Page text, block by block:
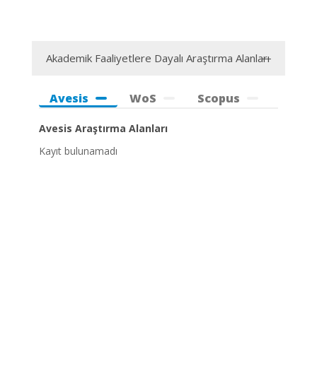
Akademik Faaliyetlere Dayalı Araştırma Alanları
Avesis WoS Scopus
Avesis Araştırma Alanları
Kayıt bulunamadı